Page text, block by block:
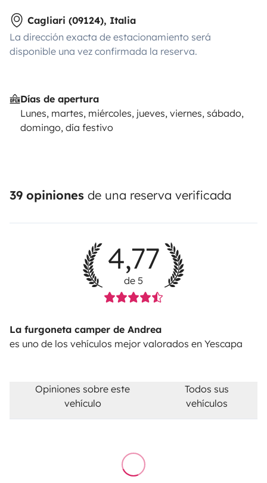
Cagliari (09124), Italia
La dirección exacta de estacionamiento será
disponible una vez confirmada la reserva.
Días de apertura
Lunes, martes, miércoles, jueves, viernes, sábado,
domingo, día festivo
39 opiniones de una reserva verificada
4,77
de 5
La furgoneta camper de Andrea
es uno de los vehículos mejor valorados en Yescapa
Opiniones sobre este
vehículo
Todos sus
vehículos